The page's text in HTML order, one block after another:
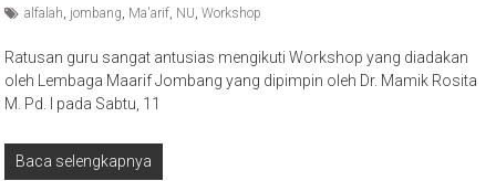
alfalah, jombang, Ma'arif, NU,Workshop
Ratusan guru sangat antusias mengikuti Workshop yang diadakan
oleh Lembaga Maarif Jombang yang dipimpin oleh Dr. Mamik Rosita
M. Pd. I pada Sabtu, 11
Baca selengkapnya